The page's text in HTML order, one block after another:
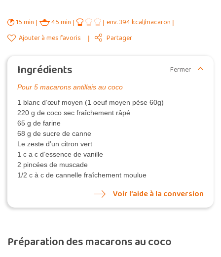
15 min 45 min
env. 394 kcal/macaron
Ajouter à mes favoris
Partager
Ingrédients Fermer
Pour 5 macarons antillais au coco
1 blanc d’œuf moyen (1 oeuf moyen pèse 60g)
220 g de coco sec fraîchement râpé
65 g de farine
68 g de sucre de canne
Le zeste d’un citron vert
1 c a c d’essence de vanille
2 pincées de muscade
1/2 c à c de cannelle fraîchement moulue
Voir l’aide à la conversion
Préparation des macarons au coco